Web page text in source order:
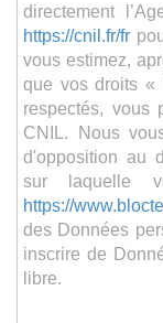
directement
https://cnil.fr/fr
vous estimez,
que vos droits «
respectés, vous
CNIL. Nous
d'opposition au
sur laquelle
https://
des Données
inscrire de
libre.